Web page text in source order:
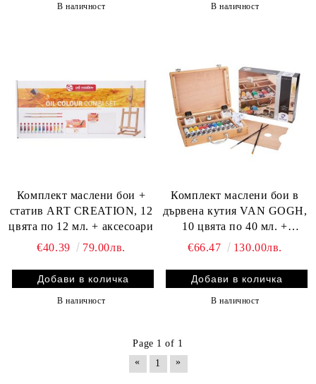
В наличност В наличност
Комплект маслени бои +
статив ART CREATION, 12
цвята по 12 мл. + аксесоари
€40.39
79.00лв.
В наличност
Комплект маслени бои в
дървена кутия VAN GOGH,
10 цвята по 40 мл. +
аксесоари
€66.47 130.00лв.
В наличност
Page 1 of 1
«
1 »